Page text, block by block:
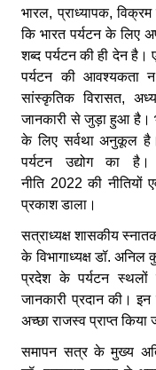
भारल, प्राध्यापक,
कि भारत पर्यटन के लिए
शब्द पर्यटन की ही देन है।
पर्यटन की आवश्यकता
सांस्कृतिक विरासत,
जानकारी से जुड़ा हुआ है।
के लिए सर्वथा अनुकूल
पर्यटन उद्योग का है।
नीति 2022 की नीतियों
प्रकाश डाला।
सत्राध्यक्ष शासकीय
के विभागाध्यक्ष डॉ. अनिल
प्रदेश के पर्यटन स्थलों
जानकारी प्रदान की। इन
अच्छा राजस्व प्राप्त
समापन सत्र के मुख्य